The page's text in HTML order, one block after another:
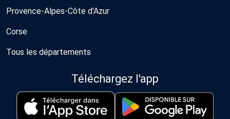
Provence-Alpes-Côte d'Azur
Corse
Tous les départements
Téléchargez l'app